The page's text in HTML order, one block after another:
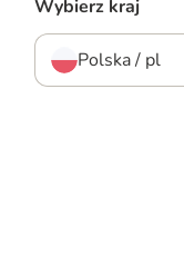
Wybierz kraj
Polska / pl